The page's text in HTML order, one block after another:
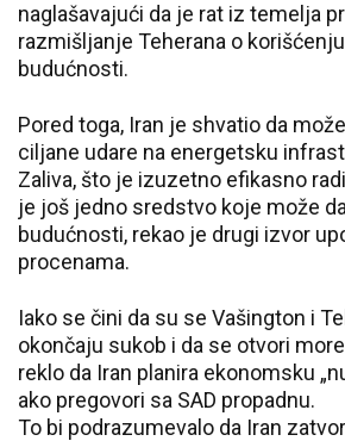
naglašavajući da je rat iz temelja
razmišljanje Teherana o
budućnosti.
Pored toga, Iran je shvatio da
ciljane udare na energetsku
Zaliva, što je izuzetno efikasno
je još jedno sredstvo koje može
budućnosti, rekao je drugi izvor
procenama.
Iako se čini da su se Vašington i
okončaju sukob i da se otvori
reklo da Iran planira ekonomsku
ako pregovori sa SAD propadnu.
To bi podrazumevalo da Iran